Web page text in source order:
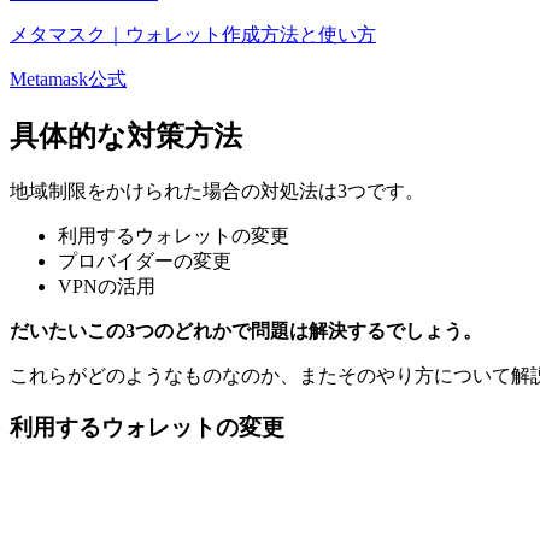
メタマスク｜ウォレット作成方法と使い方
Metamask公式
具体的な対策方法
地域制限をかけられた場合の対処法は3つです。
利用するウォレットの変更
プロバイダーの変更
VPNの活用
だいたいこの3つのどれかで問題は解決するでしょう。
これらがどのようなものなのか、またそのやり方について解
利用するウォレットの変更